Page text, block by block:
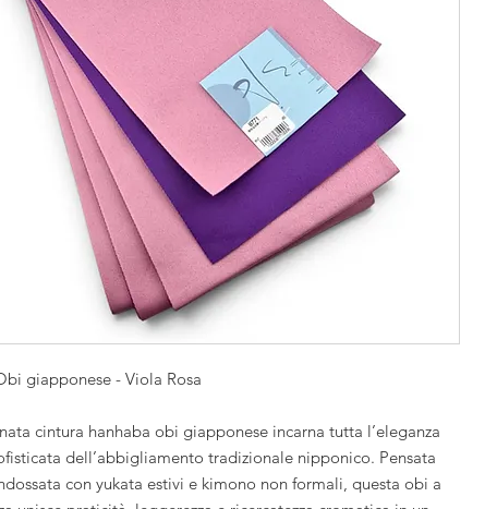
giapponese - Viola Rosa
cintura hanhaba obi giapponese incarna tutta l’eleganza
dell’abbigliamento tradizionale nipponico. Pensata
con yukata estivi e kimono non formali, questa obi a